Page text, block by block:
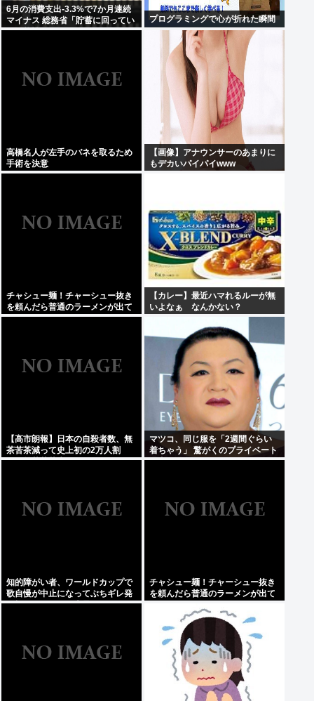
6月の消費支出-3.3%で7か月連続
マイナス 総務省「貯蓄に回ってい
る可能性」
プログラミングで心が折れた瞬間
高橋名人が左手のバネを取るため
手術を決意
【画像】アナウンサーのあまりに
もデカいパイパイwww
チャシュー麺！チャーシュー抜き
を頼んだら普通のラーメンが出て
きたんだが、これっておかしくね
【カレー】最近ハマれるルーが無
いよなぁ なんかない？
【高市朗報】日本の自殺者数、無
茶苦茶減って史上初の2万人割
れ。無茶苦茶生きやすい国になっ
マツコ、同じ服を「2週間ぐらい
着ちゃう」 驚がくのプライベート
理由を激白
知的障がい者、ワールドカップで
歌自慢が中止になってぶちギレ発
狂親を殴りまくり大暴れwww
チャシュー麺！チャーシュー抜き
を頼んだら普通のラーメンが出て